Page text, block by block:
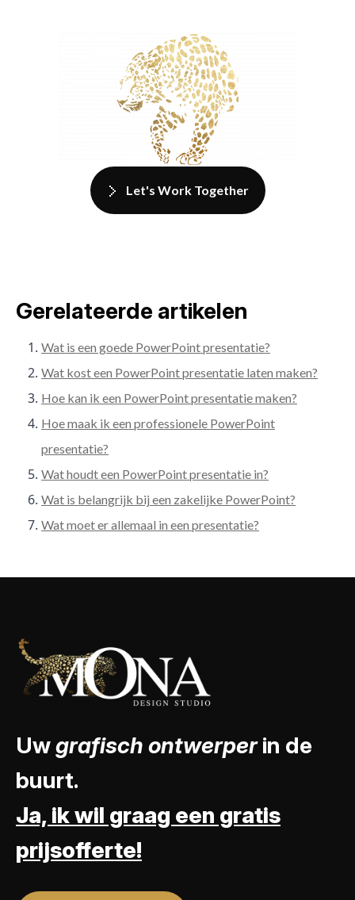
Let's Work Together
Gerelateerde artikelen
Wat is een goede PowerPoint presentatie?
Wat kost een PowerPoint presentatie laten maken?
Hoe kan ik een PowerPoint presentatie maken?
Hoe maak ik een professionele PowerPoint
presentatie?
Wat houdt een PowerPoint presentatie in?
Wat is belangrijk bij een zakelijke PowerPoint?
Wat moet er allemaal in een presentatie?
Uwgrafisch ontwerperin de
buurt.
Ja, ik wil graag een gratis
prijsofferte!